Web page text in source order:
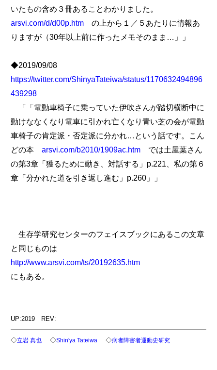
いたもの含め３冊あることわかりました。
arsvi.com/d/d00p.htm の上から１／５あたりに情報あ
りますが（30年以上前に作ったメモそのまま…」」
◆2019/09/08
https://twitter.com/ShinyaTateiwa/status/1170632494896
439298
「「電動車椅子に乗っていた伊吹さんが踏切横断中に
動けななくなり電車に引かれ亡くなり青い芝の会が電動
車椅子の肯定派・否定派に分かれ…という話です。こん
どの本arsvi.com/b2010/1909ac.htm では土屋葉さん
の第3章「獲るために動き、対話する」p.221、私の第６
章「分かれた道を引き返し進む」p.260」」
生存学研究センターのフェイスブックにあるこの文章
と同じものは
http://www.arsvi.com/ts/20192635.htm
にもある。
UP:2019 REV:
◇立岩 真也 ◇Shin'ya Tateiwa ◇病者障害者運動史研究